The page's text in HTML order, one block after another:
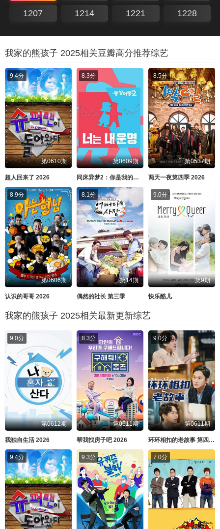
1207 1214 1221 1228
我家的熊孩子 2025相关豆瓣高分推荐综艺
9.4分
第0610期
超人回来了 2026
8.3分
第0609期
同床异梦2：你是我的命运 2026
8.5分
第0537期
两天一夜第四季 2026
8.9分
第0606期
认识的哥哥 2026
8.1分
第14期
偶然的社长 第三季
9.0分
第9期
快乐酷儿
我家的熊孩子 2025相关最新更新综艺
9.0分
第0612期
我独自生活 2026
8.3分
第0611期
帮我找房子吧 2026
9.0分
第0611期
环环相扣的老故事 第四季 2026
9.4分 9.3分 7.0分